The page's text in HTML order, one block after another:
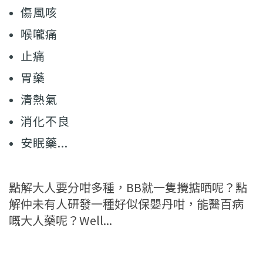
傷風咳
喉嚨痛
止痛
胃藥
清熱氣
消化不良
安眠藥...
點解大人要分咁多種，BB就一隻攪掂晒呢？點
解仲未有人研發一種好似保嬰丹咁，能醫百病
嘅大人藥呢？Well...